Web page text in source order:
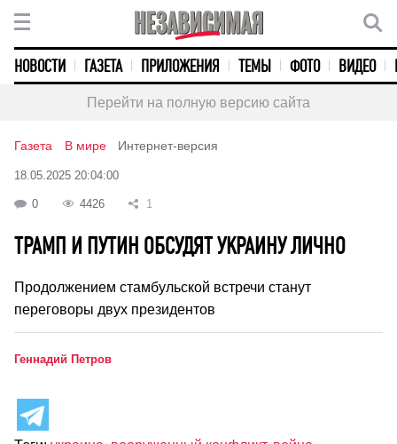
НОВОСТИ ГАЗЕТА ПРИЛОЖЕНИЯ ТЕМЫ ФОТО ВИДЕО
Перейти на полную версию сайта
Газета В мире Интернет-версия
18.05.2025 20:04:00
0 4426 1
ТРАМП И ПУТИН ОБСУДЯТ УКРАИНУ ЛИЧНО
Продолжением стамбульской встречи станут
переговоры двух президентов
Геннадий Петров